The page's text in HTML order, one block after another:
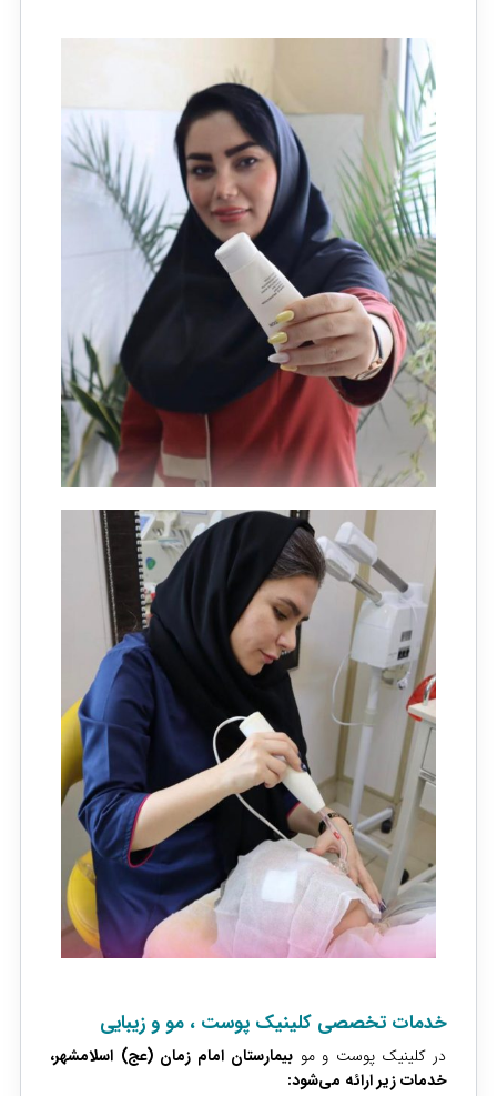
خدمات تخصصی کلینیک پوست ، مو و زیبایی
در کلینیک پوست و مو بیمارستان امام زمان (عج) اسلامشهر،
خدمات زیر ارائه می‌شود: